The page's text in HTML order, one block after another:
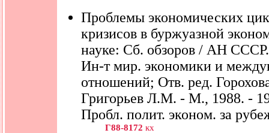
Проблемы экономических
кризисов в буржуазной
науке: Сб. обзоров / АН
Ин-т мир. экономики и
отношений; Отв. ред.
Григорьев Л.М. - М., 1988. -
Пробл. полит. эконом. за
Г88-8172 кх